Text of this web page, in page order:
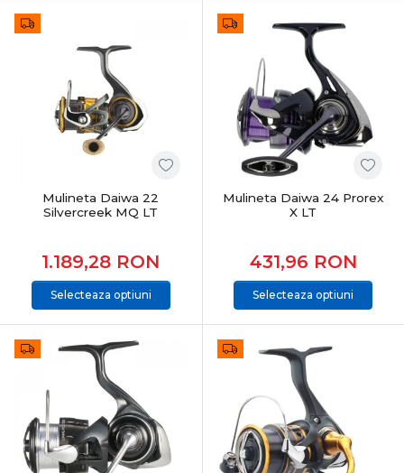
Mulineta Daiwa 22
Silvercreek MQ LT
1.189,28 RON
Selecteaza optiuni
Mulineta Daiwa 24 Prorex
X LT
431,96 RON
Selecteaza optiuni